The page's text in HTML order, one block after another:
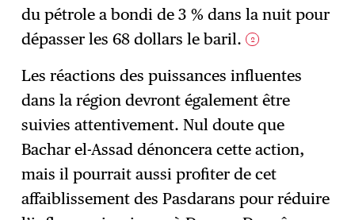
du pétrole a bondi de 3 % dans la nuit pour
dépasser les 68 dollars le baril. 2
Les réactions des puissances influentes
dans la région devront également être
suivies attentivement. Nul doute que
Bachar el-Assad dénoncera cette action,
mais il pourrait aussi profiter de cet
affaiblissement des Pasdarans pour réduire